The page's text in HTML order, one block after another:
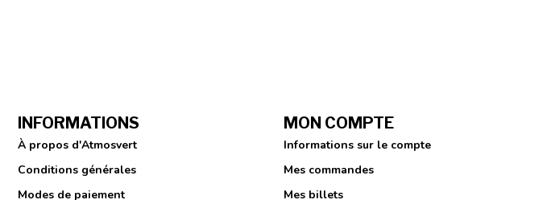
INFORMATIONS
À propos d'Atmosvert
Conditions générales
Modes de paiement
MON COMPTE
Informations sur le compte
Mes commandes
Mes billets